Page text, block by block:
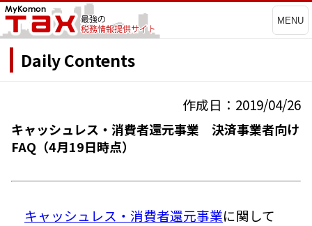
MENU
Daily Contents
作成日：2019/04/26
キャッシュレス・消費者還元事業 決済事業者向け
FAQ（4月19日時点）
キャッシュレス・消費者還元事業に関して